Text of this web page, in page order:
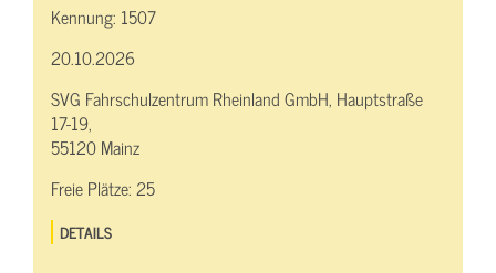
Kennung: 1507
20.10.2026
SVG Fahrschulzentrum Rheinland GmbH, Hauptstraße
17-19,
55120 Mainz
Freie Plätze:25
DETAILS